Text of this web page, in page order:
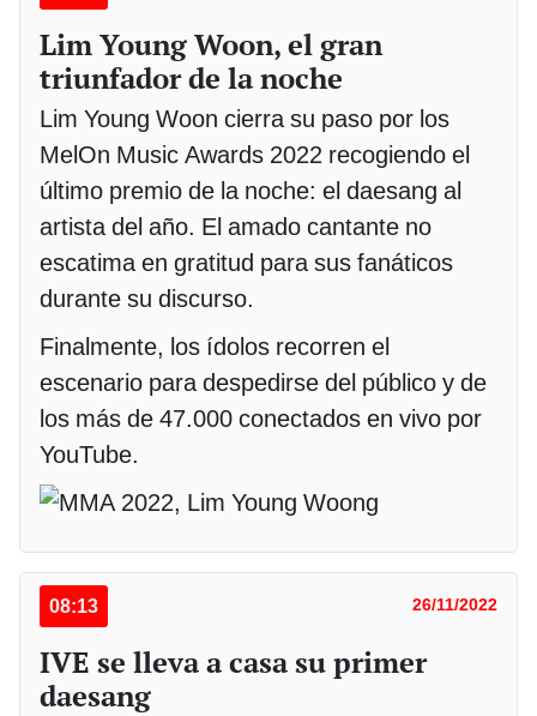
Lim Young Woon, el gran
triunfador de la noche
Lim Young Woon cierra su paso por los
MelOn Music Awards 2022 recogiendo el
último premio de la noche: el daesang al
artista del año. El amado cantante no
escatima en gratitud para sus fanáticos
durante su discurso.
Finalmente, los ídolos recorren el
escenario para despedirse del público y de
los más de 47.000 conectados en vivo por
YouTube.
08:13 26/11/2022
IVE se lleva a casa su primer
daesang